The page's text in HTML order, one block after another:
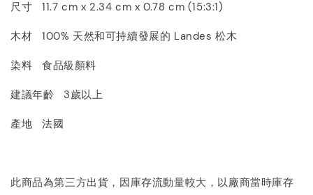
尺寸 11.7 cm x 2.34 cm x 0.78 cm (15:3:1)
木材 100% 天然和可持續發展的 Landes 松木
染料 食品級顏料
建議年齡 3歲以上
產地 法國
此商品為第三方出貨，因庫存流動量較大，以廠商當時庫存